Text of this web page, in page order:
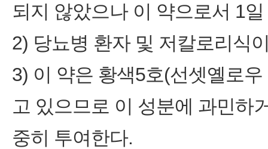
되지 않았으나 이 약으로서 1
2) 당뇨병 환자 및 저칼로리식
3) 이 약은 황색5호(선셋옐로
고 있으므로 이 성분에 과민하
중히 투여한다.